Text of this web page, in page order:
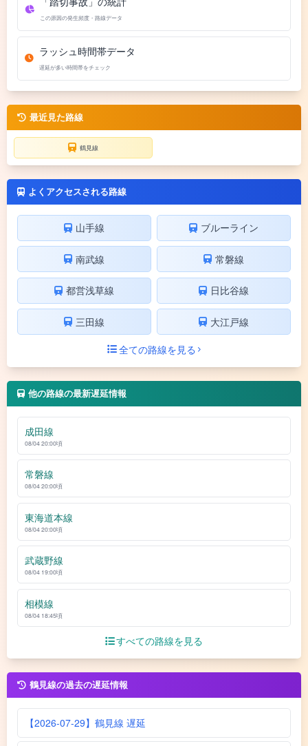
この原因の発生頻度・路線データ
ラッシュ時間帯データ
遅延が多い時間帯をチェック
最近見た路線
鶴見線
よくアクセスされる路線
山手線 ブルーライン
南武線 常磐線
都営浅草線 日比谷線
三田線
大江戸線
全ての路線を見る
他の路線の最新遅延情報
成田線
08/04 20:00頃
常磐線
08/04 20:00頃
東海道本線
08/04 20:00頃
武蔵野線
08/04 19:00頃
相模線
08/04 18:45頃
すべての路線を見る
鶴見線の過去の遅延情報
【2026-07-29】鶴見線 遅延